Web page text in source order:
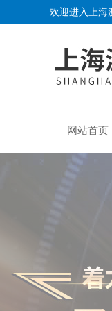
欢迎进入上海
网站首页